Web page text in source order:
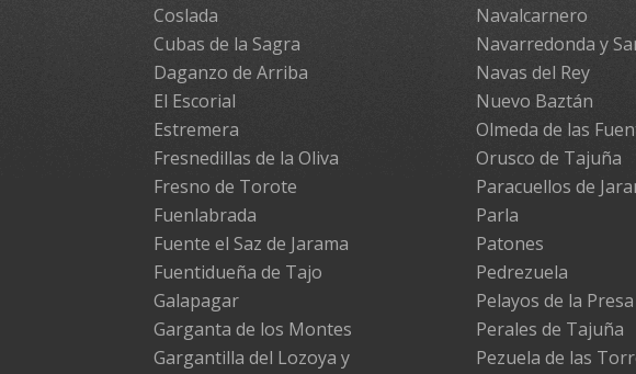
Coslada
Cubas de la Sagra
Daganzo de Arriba
El Escorial
Estremera
Fresnedillas de la Oliva
Fresno de Torote
Fuenlabrada
Fuente el Saz de Jarama
Fuentidueña de Tajo
Galapagar
Garganta de los Montes
Gargantilla del Lozoya y
Navalcarnero
Navarredonda y
Navas del Rey
Nuevo Baztán
Olmeda de las
Orusco de Tajuña
Paracuellos de
Parla
Patones
Pedrezuela
Pelayos de la Presa
Perales de Tajuña
Pezuela de las